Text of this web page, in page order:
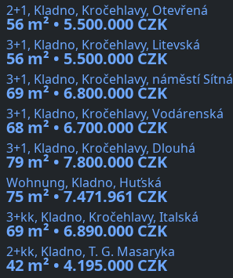
2+1, Kladno, Kročehlavy, Otevřená
56 m² • 5.500.000 CZK
3+1, Kladno, Kročehlavy, Litevská
56 m² • 5.500.000 CZK
3+1, Kladno, Kročehlavy, náměstí Sítná
69 m² • 6.800.000 CZK
3+1, Kladno, Kročehlavy, Vodárenská
68 m² • 6.700.000 CZK
3+1, Kladno, Kročehlavy, Dlouhá
79 m² • 7.800.000 CZK
Wohnung, Kladno, Huťská
75 m² • 7.471.961 CZK
3+kk, Kladno, Kročehlavy, Italská
69 m² • 6.890.000 CZK
2+kk, Kladno, T. G. Masaryka
42 m² • 4.195.000 CZK